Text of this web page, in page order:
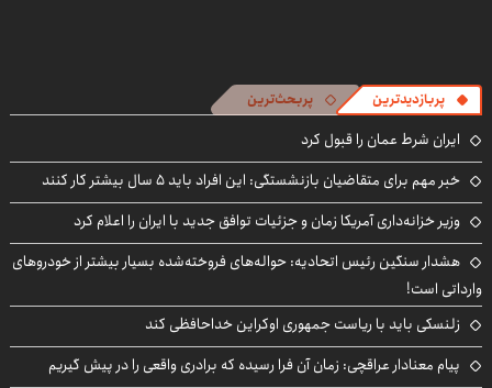
پربازدیدترین پربحث‌ترین
ایران شرط عمان را قبول کرد
خبر مهم برای متقاضیان بازنشستگی: این افراد باید ۵ سال بیشتر کار کنند
وزیر خزانه‌داری آمریکا زمان و جزئیات توافق جدید با ایران را اعلام کرد
هشدار سنگین رئیس اتحادیه: حواله‌های فروخته‌شده بسیار بیشتر از خودروهای
وارداتی است!
زلنسکی باید با ریاست جمهوری اوکراین خداحافظی کند
پیام معنادار عراقچی: زمان آن فرا رسیده که برادری واقعی را در پیش گیریم